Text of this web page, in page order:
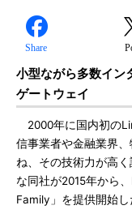
Share
小型ながら多数イン
ゲートウェイ
2000年に国内初の
信事業者や金融業界
ね、その技術力が高
な同社が2015年から
Family」を提供開始し